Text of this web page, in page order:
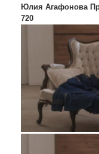
Юлия Агафонова
720